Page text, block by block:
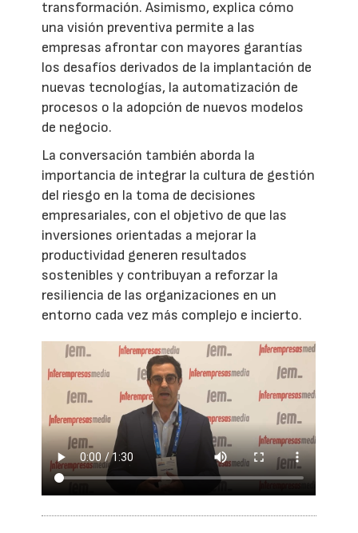
transformación. Asimismo, explica cómo
una visión preventiva permite a las
empresas afrontar con mayores garantías
los desafíos derivados de la implantación de
nuevas tecnologías, la automatización de
procesos o la adopción de nuevos modelos
de negocio.
La conversación también aborda la
importancia de integrar la cultura de gestión
del riesgo en la toma de decisiones
empresariales, con el objetivo de que las
inversiones orientadas a mejorar la
productividad generen resultados
sostenibles y contribuyan a reforzar la
resiliencia de las organizaciones en un
entorno cada vez más complejo e incierto.